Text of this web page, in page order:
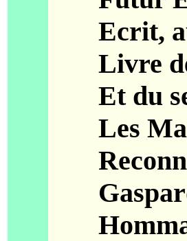
Ecrit, au
Livre
Et du
Les
Gaspard